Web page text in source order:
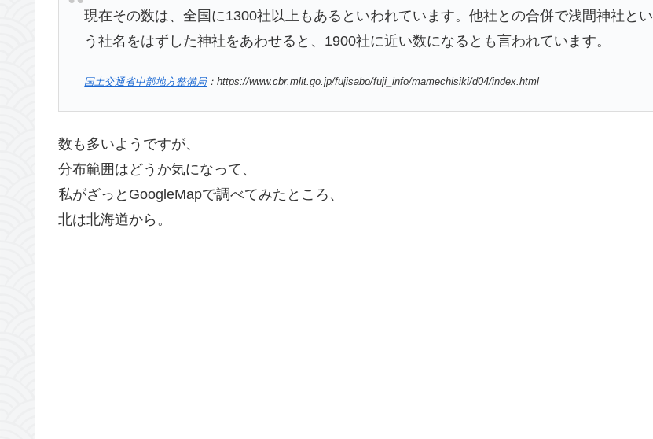
現在その数は、全国に1300社以上もあるといわれています。他社との合併で浅間神社とい
う社名をはずした神社をあわせると、1900社に近い数になるとも言われています。
国土交通省中部地方整備局 ：https://www.cbr.mlit.go.jp/fujisabo/fuji_info/mamechisiki/d04/index.html
数も多いようですが、
分布範囲はどうか気になって、
私がざっとGoogleMapで調べてみたところ、
北は北海道から。